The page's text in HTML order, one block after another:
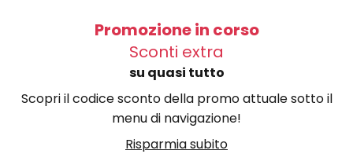
Promozione in corso
Sconti extra
su quasi tutto
Scopri il codice sconto della promo attuale sotto il
menu di navigazione!
Risparmia subito